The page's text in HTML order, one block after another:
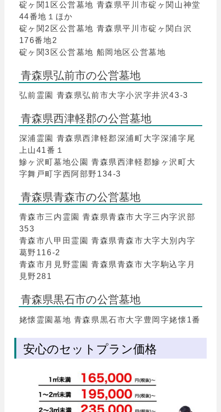
碇ヶ関1区公営墓地 青森県平川市碇ヶ関山神堂
44番地１ほか
碇ヶ関2区公営墓地 青森県平川市碇ヶ関白沢
176番地2
碇ヶ関3区公営墓地 船岡地区公営墓地
青森県弘前市の公営墓地
弘前霊園 青森県弘前市大字小沢字井沢43-3
青森県西津軽郡の公営墓地
深浦霊園 青森県西津軽郡深浦町大字深浦字尾
上山41番１
鰺ヶ沢町墓地公園 青森県西津軽郡鰺ヶ沢町大
字舞戸町字西阿部野134-3
青森県青森市の公営墓地
青森市三内霊園 青森県青森市大字三内字沢部
353
青森市八甲田霊園 青森県青森市大字大別内字
葛野116-2
青森市月見野霊園 青森県青森市大字駒込字月
見野281
青森県黒石市の公営墓地
姥懐霊園墓地 青森県黒石市大字豊岡字姥懐1番
安心のセットプラン価格